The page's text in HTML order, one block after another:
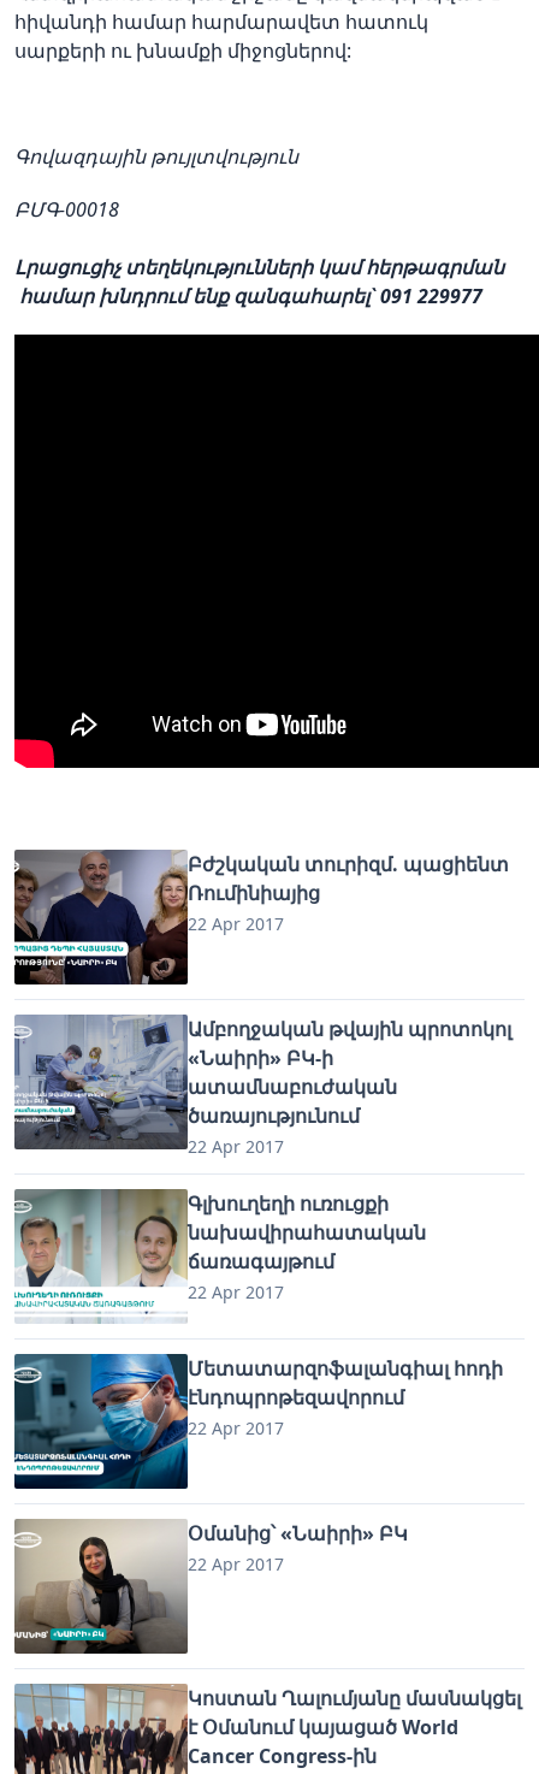
հիվանդի համար հարմարավետ հատուկ
սարքերի ու խնամքի միջոցներով:
Գովազդային թույլտվություն
ԲՄԳ-00018
Լրացուցիչ տեղեկությունների կամ հերթագրման
համար խնդրում ենք զանգահարել` 091 229977
Բժշկական տուրիզմ. պացիենտ
Ռումինիայից
22 Apr 2017
Ամբողջական թվային պրոտոկոլ
«Նաիրի» ԲԿ-ի
ատամնաբուժական
ծառայությունում
22 Apr 2017
Գլխուղեղի ուռուցքի
նախավիրահատական
ճառագայթում
22 Apr 2017
Մետատարզոֆալանգիալ հոդի
էնդոպրոթեզավորում
22 Apr 2017
Օմանից՝ «Նաիրի» ԲԿ
22 Apr 2017
Կոստան Ղալումյանը մասնակցել
է Օմանում կայացած World
Cancer Congress-ին